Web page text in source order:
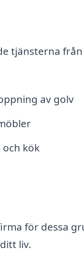
tjänsterna
av golv
kök
för dessa
liv.